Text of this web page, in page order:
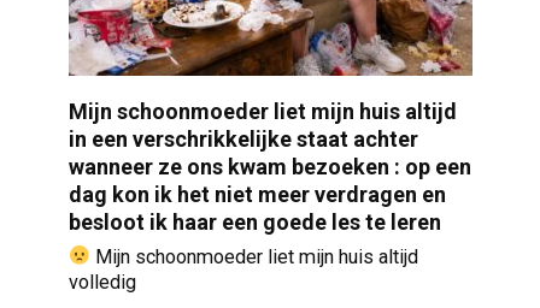
Mijn schoonmoeder liet mijn huis altijd
in een verschrikkelijke staat achter
wanneer ze ons kwam bezoeken : op een
dag kon ik het niet meer verdragen en
besloot ik haar een goede les te leren
Mijn schoonmoeder liet mijn huis altijd
volledig